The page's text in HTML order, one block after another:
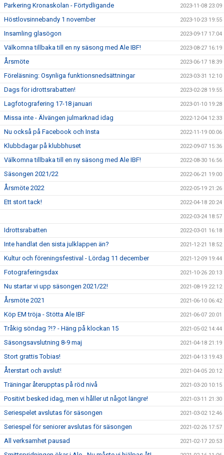
Parkering Kronaskolan - Förtydligande 2023-11-08 23:09
Höstlovsinnebandy 1 november 2023-10-23 19:55
Insamling glasögon 2023-09-17 17:04
Välkomna tillbaka till en ny säsong med Ale IBF! 2023-08-27 16:19
Årsmöte 2023-06-17 18:39
Föreläsning: Osynliga funktionsnedsättningar 2023-03-31 12:10
Dags för idrottsrabatten! 2023-02-28 19:55
Lagfotografering 17-18 januari 2023-01-10 19:28
Missa inte - Älvängen julmarknad idag 2022-12-04 12:33
Nu också på Facebook och Insta 2022-11-19 00:06
Klubbdagar på klubbhuset 2022-09-07 15:36
Välkomna tillbaka till en ny säsong med Ale IBF! 2022-08-30 16:56
Säsongen 2021/22 2022-06-21 19:00
Årsmöte 2022 2022-05-19 21:26
Ett stort tack! 2022-04-18 20:24
2022-03-24 18:57
Idrottsrabatten 2022-03-01 16:18
Inte handlat den sista julklappen än? 2021-12-21 18:52
Kultur och föreningsfestival - Lördag 11 december 2021-12-09 19:44
Fotograferingsdax 2021-10-26 20:13
Nu startar vi upp säsongen 2021/22! 2021-08-19 22:12
Årsmöte 2021 2021-06-10 06:42
Köp EM tröja - Stötta Ale IBF 2021-06-07 20:01
Tråkig söndag ?!? - Häng på klockan 15 2021-05-02 14:44
Säsongsavslutning 8-9 maj 2021-04-18 21:19
Stort grattis Tobias! 2021-04-13 19:43
Återstart och avslut! 2021-04-05 20:12
Träningar återupptas på röd nivå 2021-03-20 10:15
Positivt besked idag, men vi håller ut något längre! 2021-03-11 21:30
Seriespelet avslutas för säsongen 2021-03-02 12:46
Seriespel för seniorer avslutas för säsongen 2021-02-26 17:57
All verksamhet pausad 2021-02-17 20:53